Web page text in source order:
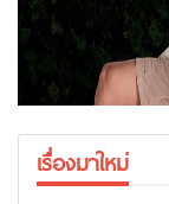
เรื่องมาใหม่